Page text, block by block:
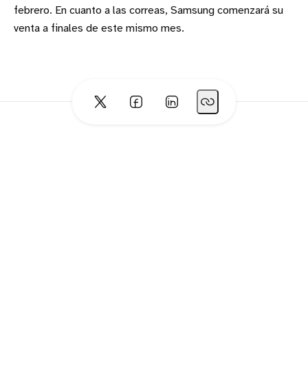
febrero. En cuanto a las correas, Samsung comenzará su
venta a finales de este mismo mes.